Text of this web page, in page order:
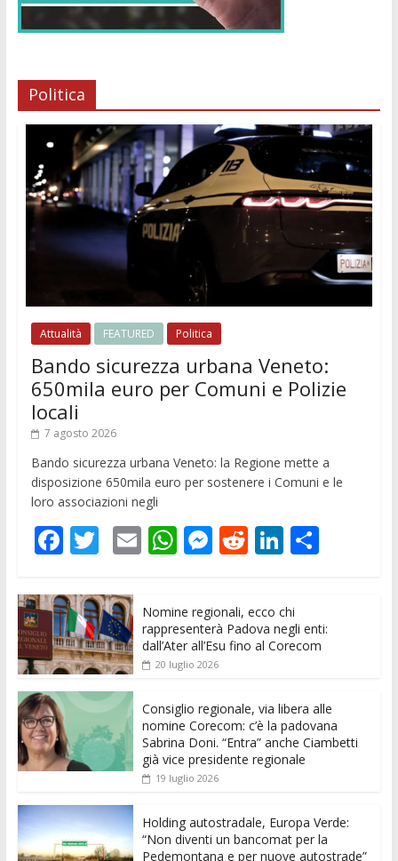
Politica
Attualità FEATURED Politica
Bando sicurezza urbana Veneto:
650mila euro per Comuni e Polizie
locali
7 agosto 2026
Bando sicurezza urbana Veneto: la Regione mette a
disposizione 650mila euro per sostenere i Comuni e le
loro associazioni negli
F
e
b
o
o
k
T
itt
er
E
l
W
s
A
p
p
M
ss
e
n
er
R
di
t
Li
k
e
dI
C
di
vi
Nomine regionali, ecco chi
rappresenterà Padova negli enti:
dall’Ater all’Esu fino al Corecom
20 luglio 2026
Consiglio regionale, via libera alle
nomine Corecom: c’è la padovana
Sabrina Doni. “Entra” anche Ciambetti
già vice presidente regionale
19 luglio 2026
Holding autostradale, Europa Verde:
“Non diventi un bancomat per la
Pedemontana e per nuove autostrade”